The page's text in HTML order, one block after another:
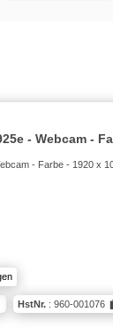
- Webcam -
- Farbe - 1920 x
HstNr. : 960-001076